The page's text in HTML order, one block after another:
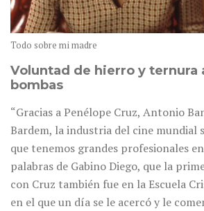
Todo sobre mi madre
Voluntad de hierro y ternura
bombas
“Gracias a Penélope Cruz, Antonio
Bardem, la industria del cine mundial
que tenemos grandes profesionales en
palabras de Gabino Diego, que la
con Cruz también fue en la Escuela
en el que un día se le acercó y le